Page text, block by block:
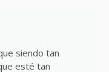
siendo tan
esté tan